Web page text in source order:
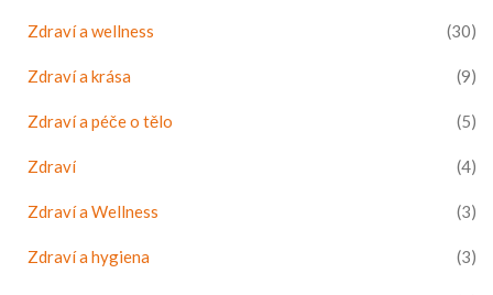
Zdraví a wellness (30)
Zdraví a krása (9)
Zdraví a péče o tělo (5)
Zdraví (4)
Zdraví a Wellness (3)
Zdraví a hygiena (3)